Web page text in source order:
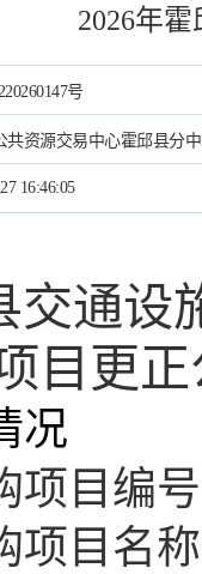
2026年
号
共资源交易中心霍邱县分
16:46:05
交通设
目更
况
项目编
项目名